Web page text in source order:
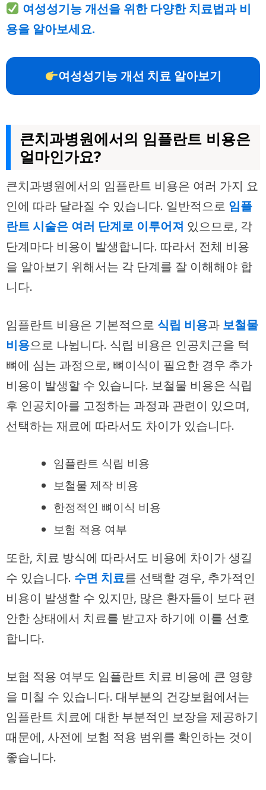
여성성기능 개선을 위한 다양한 치료법과 비
용을 알아보세요.
여성성기능 개선 치료 알아보기
큰치과병원에서의 임플란트 비용은
얼마인가요?
큰치과병원에서의 임플란트 비용은 여러 가지 요
인에 따라 달라질 수 있습니다. 일반적으로 임플
란트 시술은 여러 단계로 이루어져 있으므로, 각
단계마다 비용이 발생합니다. 따라서 전체 비용
을 알아보기 위해서는 각 단계를 잘 이해해야 합
니다.
임플란트 비용은 기본적으로 식립 비용과 보철물
비용으로 나뉩니다. 식립 비용은 인공치근을 턱
뼈에 심는 과정으로, 뼈이식이 필요한 경우 추가
비용이 발생할 수 있습니다. 보철물 비용은 식립
후 인공치아를 고정하는 과정과 관련이 있으며,
선택하는 재료에 따라서도 차이가 있습니다.
임플란트 식립 비용
보철물 제작 비용
한정적인 뼈이식 비용
보험 적용 여부
또한, 치료 방식에 따라서도 비용에 차이가 생길
수 있습니다. 수면 치료를 선택할 경우, 추가적인
비용이 발생할 수 있지만, 많은 환자들이 보다 편
안한 상태에서 치료를 받고자 하기에 이를 선호
합니다.
보험 적용 여부도 임플란트 치료 비용에 큰 영향
을 미칠 수 있습니다. 대부분의 건강보험에서는
임플란트 치료에 대한 부분적인 보장을 제공하기
때문에, 사전에 보험 적용 범위를 확인하는 것이
좋습니다.